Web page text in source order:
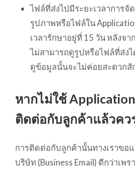
ไฟล์ที่ส่งไปมีระยะเวลาการจั
รูปภาพหรือไฟล์ใน
เวลารักษาอยู่ที่ 15 วัน หลังจ
ไม่สามารถดูรูปหรือไฟล์ที่ส่ง
ดูข้อมูลนั้นจะไม่ค่อยสะดวกสั
หากไม่ใช้
ติดต่อกับลูกค้าแล้วคว
การติดต่อกับลูกค้านั้นทางเราขอ
บริษัท (Business Email) ดีกว่าเพร